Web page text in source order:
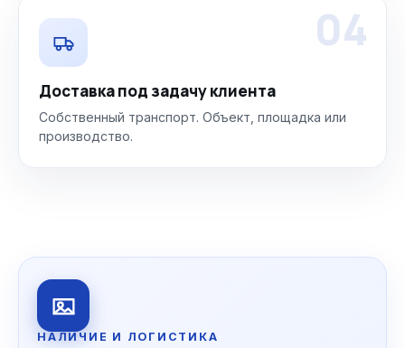
04
Доставка под задачу клиента
Собственный транспорт. Объект, площадка или
производство.
НАЛИЧИЕ И ЛОГИСТИКА